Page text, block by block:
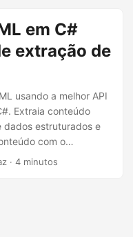
em C#
extração de
usando a melhor API
Extraia conteúdo
dados estruturados e
com o
· 4 minutos